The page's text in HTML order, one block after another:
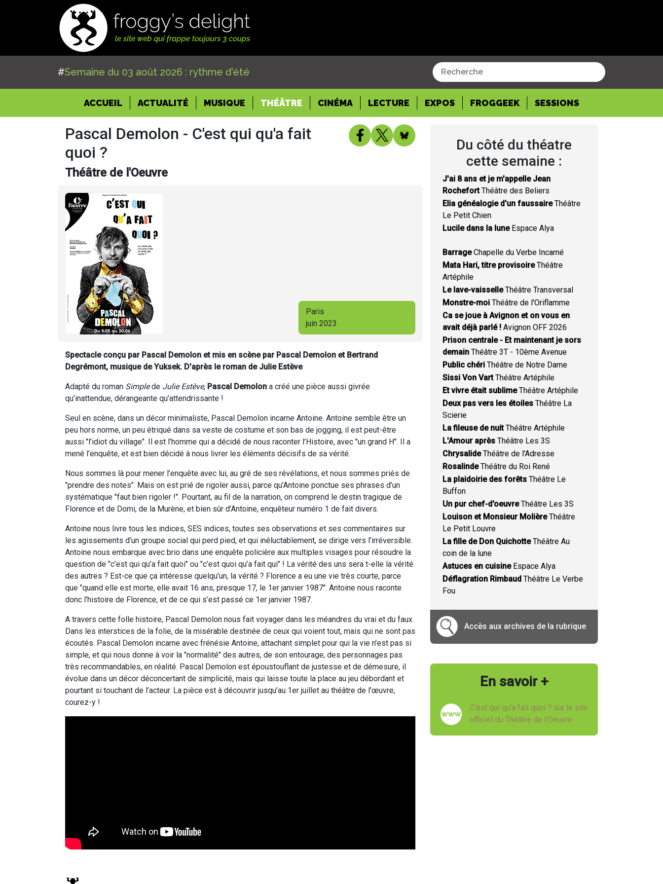
#Semaine du 03 août 2026 : rythme d'été
ACCUEIL(CURRENT)
ACTUALITÉ MUSIQUE THÉÂTRE CINÉMA LECTURE EXPOS FROGGEEK SESSIONS
Pascal Demolon - C'est qui qu'a fait
quoi ?
Théâtre de l'Oeuvre
Paris
juin 2023
Spectacle conçu par Pascal Demolon et mis en scène par Pascal Demolon et Bertrand
Degrémont, musique de Yuksek. D'après le roman de Julie Estève
Adapté du roman Simplede Julie Estève, Pascal Demolon a créé une pièce aussi givrée
qu’inattendue, dérangeante qu’attendrissante !
Seul en scène, dans un décor minimaliste, Pascal Demolon incarne Antoine. Antoine semble être un
peu hors norme, un peu étriqué dans sa veste de costume et son bas de jogging, il est peut-être
aussi "l’idiot du village". Il est l’homme qui a décidé de nous raconter l’Histoire, avec "un grand H". Il a
mené l’enquête, et est bien décidé à nous livrer les éléments décisifs de sa vérité.
Nous sommes là pour mener l’enquête avec lui, au gré de ses révélations, et nous sommes priés de
"prendre des notes". Mais on est prié de rigoler aussi, parce qu’Antoine ponctue ses phrases d’un
systématique "faut bien rigoler !". Pourtant, au fil de la narration, on comprend le destin tragique de
Florence et de Domi, de la Murène, et bien sûr d’Antoine, enquêteur numéro 1 de fait divers.
Antoine nous livre tous les indices, SES indices, toutes ses observations et ses commentaires sur
les agissements d’un groupe social qui perd pied, et qui inéluctablement, se dirige vers l’irréversible.
Antoine nous embarque avec brio dans une enquête policière aux multiples visages pour résoudre la
question de "c’est qui qu’a fait quoi" ou "c’est quoi qu’a fait qui" ! La vérité des uns sera t-elle la vérité
des autres ? Est-ce que ça intéresse quelqu’un, la vérité ? Florence a eu une vie très courte, parce
que "quand elle est morte, elle avait 16 ans, presque 17, le 1er janvier 1987". Antoine nous raconte
donc l’histoire de Florence, et de ce qui s’est passé ce 1er janvier 1987.
A travers cette folle histoire, Pascal Demolon nous fait voyager dans les méandres du vrai et du faux.
Dans les interstices de la folie, de la misérable destinée de ceux qui voient tout, mais qui ne sont pas
écoutés. Pascal Demolon incarne avec frénésie Antoine, attachant simplet pour qui la vie n’est pas si
simple, et qui nous donne à voir la "normalité" des autres, de son entourage, des personnages pas
très recommandables, en réalité. Pascal Demolon est époustouflant de justesse et de démesure, il
évolue dans un décor déconcertant de simplicité, mais qui laisse toute la place au jeu débordant et
pourtant si touchant de l’acteur. La pièce est à découvrir jusqu’au 1er juillet au théâtre de l’œuvre,
courez-y !
Du côté du théatre
cette semaine :
J'ai 8 ans et je m'appelle Jean
RochefortThéâtre des Beliers
Elia généalogie d'un faussaireThéâtre
Le Petit Chien
Lucile dans la luneEspace Alya
BarrageChapelle du Verbe Incarné
Mata Hari, titre provisoireThéâtre
Artéphile
Le lave-vaisselleThéâtre Transversal
Monstre-moi Théâtre de l'Oriflamme
Ca se joue à Avignon et on vous en
avait déjà parlé ! Avignon OFF 2026
Prison centrale - Et maintenant je sors
demain Théâtre 3T - 10ème Avenue
Public chéri Théâtre de Notre Dame
Sissi Von VartThéâtre Artéphile
Et vivre était sublimeThéâtre Artéphile
Deux pas vers les étoiles Théâtre La
Scierie
La fileuse de nuitThéâtre Artéphile
L'Amour après Théâtre Les 3S
ChrysalideThéâtre de l'Adresse
RosalindeThéâtre du Roi René
La plaidoirie des forêts Théâtre Le
Buffon
Un pur chef-d'oeuvreThéâtre Les 3S
Louison et Monsieur MolièreThéâtre
Le Petit Louvre
La fille de Don QuichotteThéâtre Au
coin de la lune
Astuces en cuisineEspace Alya
Déflagration Rimbaud Théâtre Le Verbe
Fou
Accès aux archives de la rubrique
En savoir +
C'est qui qu'a fait quoi ? sur le site
officiel du Théâtre de l'Oeuvre